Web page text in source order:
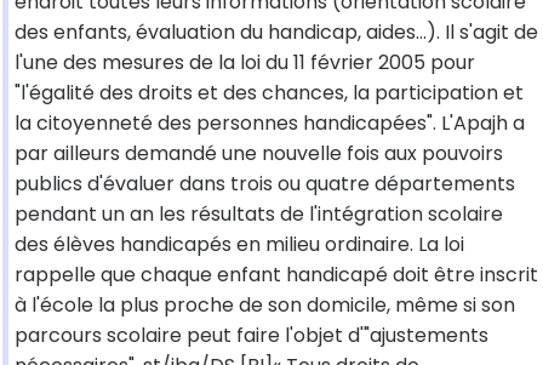
des enfants, évaluation du handicap, aides...). Il s'agit de
l'une des mesures de la loi du 11 février 2005 pour
"l'égalité des droits et des chances, la participation et
la citoyenneté des personnes handicapées". L'Apajh a
par ailleurs demandé une nouvelle fois aux pouvoirs
publics d'évaluer dans trois ou quatre départements
pendant un an les résultats de l'intégration scolaire
des élèves handicapés en milieu ordinaire. La loi
rappelle que chaque enfant handicapé doit être inscrit
à l'école la plus proche de son domicile, même si son
parcours scolaire peut faire l'objet d'"ajustements